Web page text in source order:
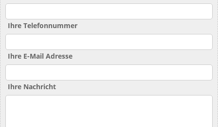
Ihre Telefonnummer
Ihre E-Mail Adresse
Ihre Nachricht